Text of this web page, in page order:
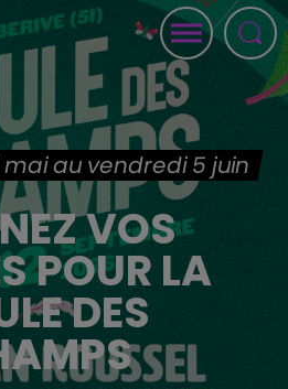
au vendredi 5 juin
VOS
POUR LA
DES